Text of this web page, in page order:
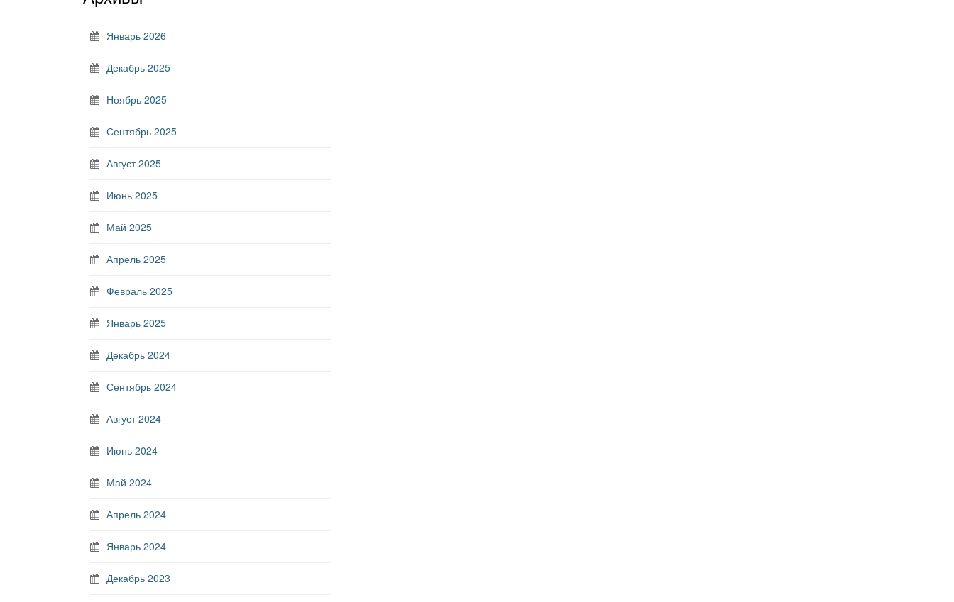
Январь 2026
Декабрь 2025
Ноябрь 2025
Сентябрь 2025
Август 2025
Июнь 2025
Май 2025
Апрель 2025
Февраль 2025
Январь 2025
Декабрь 2024
Сентябрь 2024
Август 2024
Июнь 2024
Май 2024
Апрель 2024
Январь 2024
Декабрь 2023